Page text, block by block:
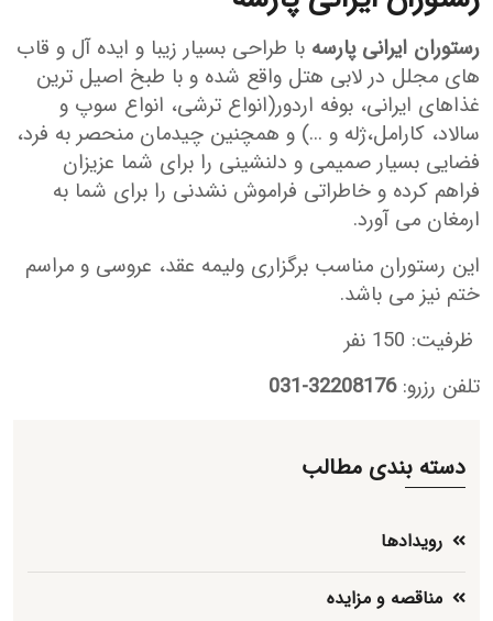
دسته بندی مطالب
رویدادها
مناقصه و مزایده
رستوران ایرانی پارسه با طراحی بسیار زیبا و ایده آل و قاب
های مجلل در لابی هتل واقع شده و با طبخ اصیل ترین
غذاهای ایرانی، بوفه اردور(انواع ترشی، انواع سوپ و
سالاد، کارامل،ژله و ...) و همچنین چیدمان منحصر به فرد،
فضایی بسیار صمیمی و دلنشینی را برای شما عزیزان
فراهم کرده و خاطراتی فراموش نشدنی را برای شما به
ارمغان می آورد.
این رستوران مناسب برگزاری ولیمه عقد، عروسی و مراسم
ختم نیز می باشد.
ظرفیت: 150 نفر
تلفن رزرو:32208176-031